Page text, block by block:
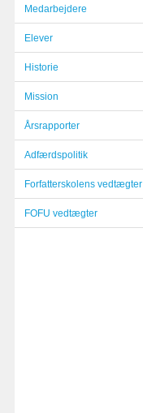
Medarbejdere
Elever
Historie
Mission
Årsrapporter
Adfærdspolitik
Forfatterskolens vedtægter
FOFU vedtægter